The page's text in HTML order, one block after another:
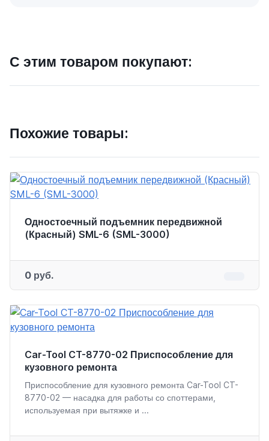
С этим товаром покупают:
Похожие товары:
Одностоечный подъемник передвижной
(Красный) SML-6 (SML-3000)
0 руб.
Car-Tool CT-8770-02 Приспособление для
кузовного ремонта
Приспособление для кузовного ремонта Car-Tool CT-
8770-02 — насадка для работы со споттерами,
используемая при вытяжке и ...